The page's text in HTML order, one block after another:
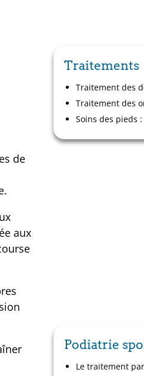
de
aux
Traitements
Traitement des
Traitement des
Soins des pieds
Podiatrie
Le traitement